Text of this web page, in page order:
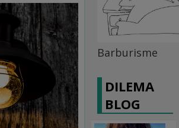
Barburisme
DILEMA
BLOG